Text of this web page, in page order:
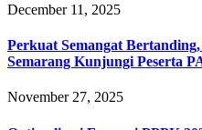
December 11, 2025
Perkuat Semangat
Semarang Kunjungi Peserta
November 27, 2025